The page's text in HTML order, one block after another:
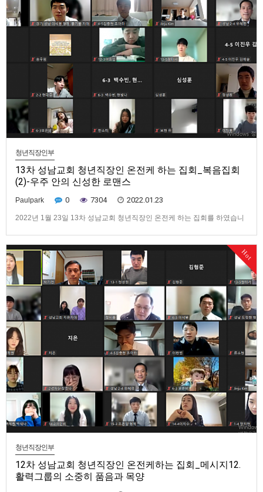
청년직장인부
13차 성남교회 청년직장인 온전케 하는 집회_복음집회
(2)-우주 안의 신성한 로맨스
Paulpark 0 7304 2022.01.23
2022년 1월 23일 13차 성남교회 청년직장인 온전케 하는 집회를 하였습니
직장인 간증을 통해 우리를 강권하시는 주님의 사랑에 다시 한번 감동했습
니다. 오 주 예수님. 우리는 완전히 가망없는 자들이지만, 당신의 …
Hot
청년직장인부
12차 성남교회 청년직장인 온전케하는 집회_메시지12.
활력그룹의 소중히 품음과 목양